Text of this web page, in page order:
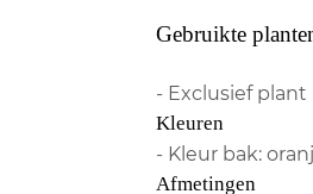
Gebruikte
- Exclusief plant
Kleuren
- Kleur bak:
Afmetingen